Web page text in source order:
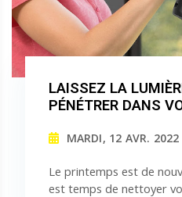
LAISSEZ LA
PÉNÉTRER DANS
MARDI, 12 AVR. 2022
Le printemps est de
est temps de nettoyer